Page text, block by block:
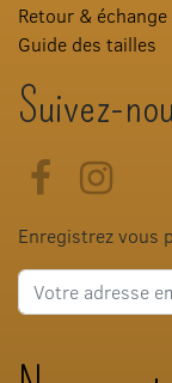
Retour & échange
Guide des tailles
Suivez-
Facebook
Enregistrez vous
Adresse e-mail